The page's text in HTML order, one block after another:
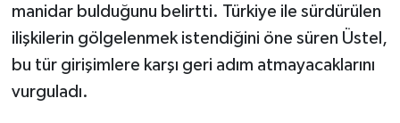
manidar bulduğunu belirtti. Türkiye ile sürdürülen
ilişkilerin gölgelenmek istendiğini öne süren Üstel,
bu tür girişimlere karşı geri adım atmayacaklarını
vurguladı.